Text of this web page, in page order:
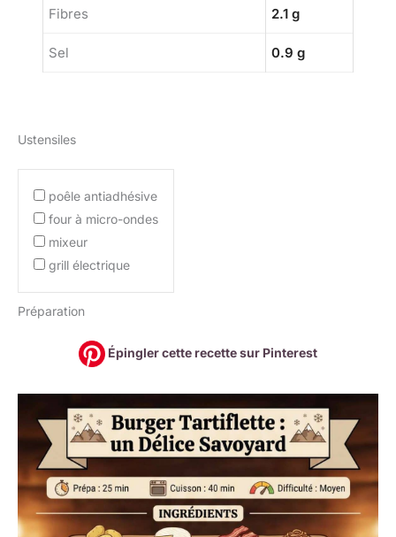
Fibres 2.1 g
Sel 0.9 g
Ustensiles
poêle antiadhésive
four à micro-ondes
mixeur
grill électrique
Préparation
Épingler cette recette sur Pinterest